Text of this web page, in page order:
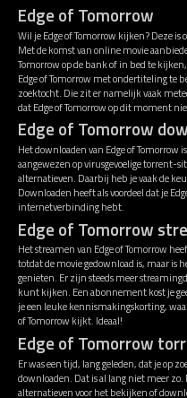
Edge of Tomorrow
Wil je Edge of Tomorrow kijken? Deze
Met de komst van online movie
Tomorrow op de bank of in bed te
Edge of Tomorrow met ondertiteling te
zoektocht. Die zit er namelijk vaak
dat Edge of Tomorrow op dit moment
Edge of Tomorrow
Het downloaden van Edge of
aangewezen op virusgevoelige torrent-
alternatieven. Daarbij heb je vaak de
Downloaden heeft als voordeel dat je
internetverbinding hebt.
Edge of Tomorrow
Het streamen van Edge of Tomorrow
totdat de movie gedownload is, maar is
genieten. Er zijn steeds meer
kunt kijken. Een abonnement kost je
je een leuke kennismakingskorting,
of Tomorrow kijkt. Ideaal!
Edge of Tomorrow
Er was een tijd, lang geleden, dat je op
downloaden. Dat is al lang niet meer zo.
alternatieven voor het bekijken of